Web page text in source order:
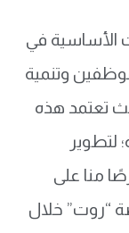
الأساسية في
وتنمية
تعتمد هذه
لتطوير
منا على
“روت” خلال